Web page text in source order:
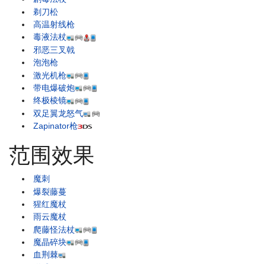
剃刀松
高温射线枪
毒液法杖
邪恶三叉戟
泡泡枪
激光机枪
带电爆破炮
终极棱镜
双足翼龙怒气
Zapinator枪
范围效果
魔刺
爆裂藤蔓
猩红魔杖
雨云魔杖
爬藤怪法杖
魔晶碎块
血荆棘